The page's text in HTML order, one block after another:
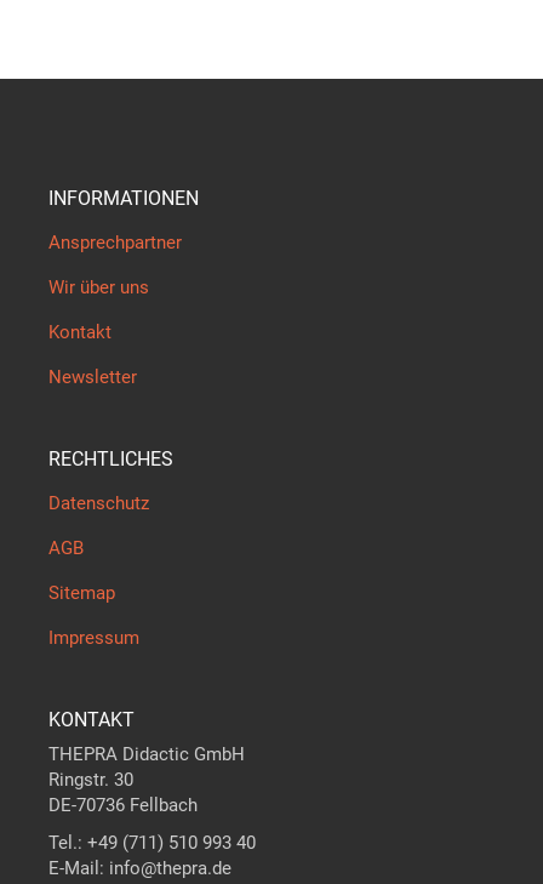
INFORMATIONEN
Ansprechpartner
Wir über uns
Kontakt
Newsletter
RECHTLICHES
Datenschutz
AGB
Sitemap
Impressum
KONTAKT
THEPRA Didactic GmbH
Ringstr. 30
DE-70736 Fellbach
Tel.: +49 (711) 510 993 40
E-Mail: info@thepra.de